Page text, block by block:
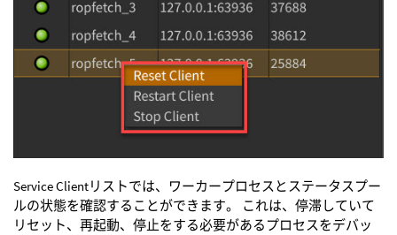
Service Clientリストでは、ワーカープロセスとステータスプー
ルの状態を確認することができます。 これは、停滞していて
リセット、再起動、停止をする必要があるプロセスをデバッ